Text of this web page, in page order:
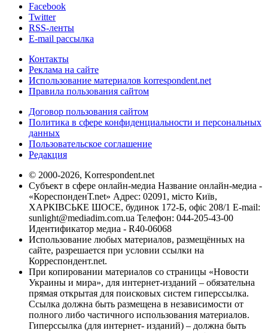
Facebook
Twitter
RSS-ленты
E-mail рассылка
Контакты
Реклама на сайте
Использование материалов korrespondent.net
Правила пользования сайтом
Договор пользования сайтом
Политика в сфере конфиденциальности и персональных
данных
Пользовательское соглашение
Редакция
© 2000-2026, Korrespondent.net
Субъект в сфере онлайн-медиа Название онлайн-медиа -
«КореспонденТ.net» Адрес: 02091, місто Київ,
ХАРКІВСЬКЕ ШОСЕ, будинок 172-Б, офіс 208/1 E-mail:
sunlight@mediadim.com.ua Телефон: 044-205-43-00
Идентификатор медиа - R40-06068
Использование любых материалов, размещённых на
сайте, разрешается при условии ссылки на
Корреспондент.net.
При копировании материалов со страницы «Новости
Украины и мира», для интернет-изданий – обязательна
прямая открытая для поисковых систем гиперссылка.
Ссылка должна быть размещена в независимости от
полного либо частичного использования материалов.
Гиперссылка (для интернет- изданий) – должна быть